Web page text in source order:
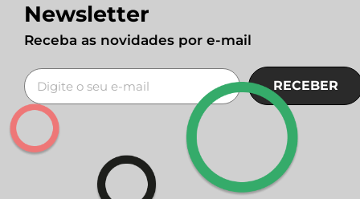
Newsletter
Receba as novidades por e-mail
RECEBER